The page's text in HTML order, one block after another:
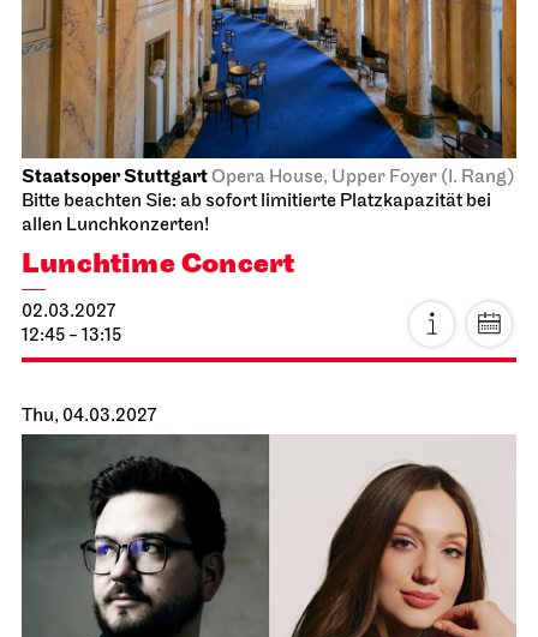
Schauspiel StuttgartSchauspielhaus
The Pledge
24.02.2027
Fri, 26.02.2027